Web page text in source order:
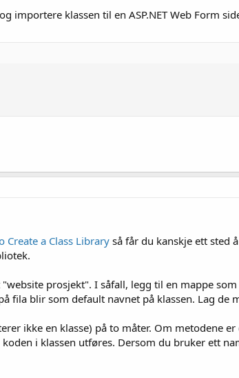
importere klassen til en ASP.NET Web Form
Create a Class Library så får du kanskje ett sted
prosjekt". I såfall, legg til en mappe
fila blir som default navnet på klassen. Lag de
ikke en klasse) på to måter. Om metodene
i klassen utføres. Dersom du bruker ett